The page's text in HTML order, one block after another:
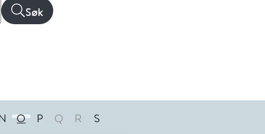
Søk
O P Q R S